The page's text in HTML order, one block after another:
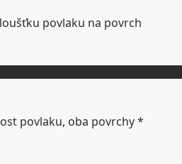
povlaku na povrch
povlaku, oba povrchy *